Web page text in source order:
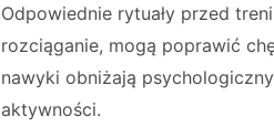
Odpowiednie rytuały przed
rozciąganie, mogą poprawić
nawyki obniżają
aktywności.